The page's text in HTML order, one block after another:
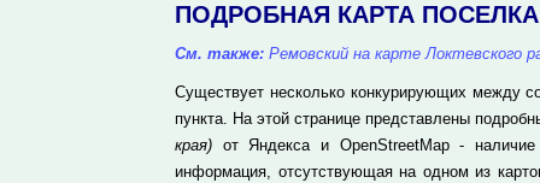
ПОДРОБНАЯ КАРТА
См. также: Ремовский на карте Локтевского
Существует несколько конкурирующих между
пункта. На этой странице представлены
края) от Яндекса и OpenStreetMap -
информация, отсутствующая на одном из